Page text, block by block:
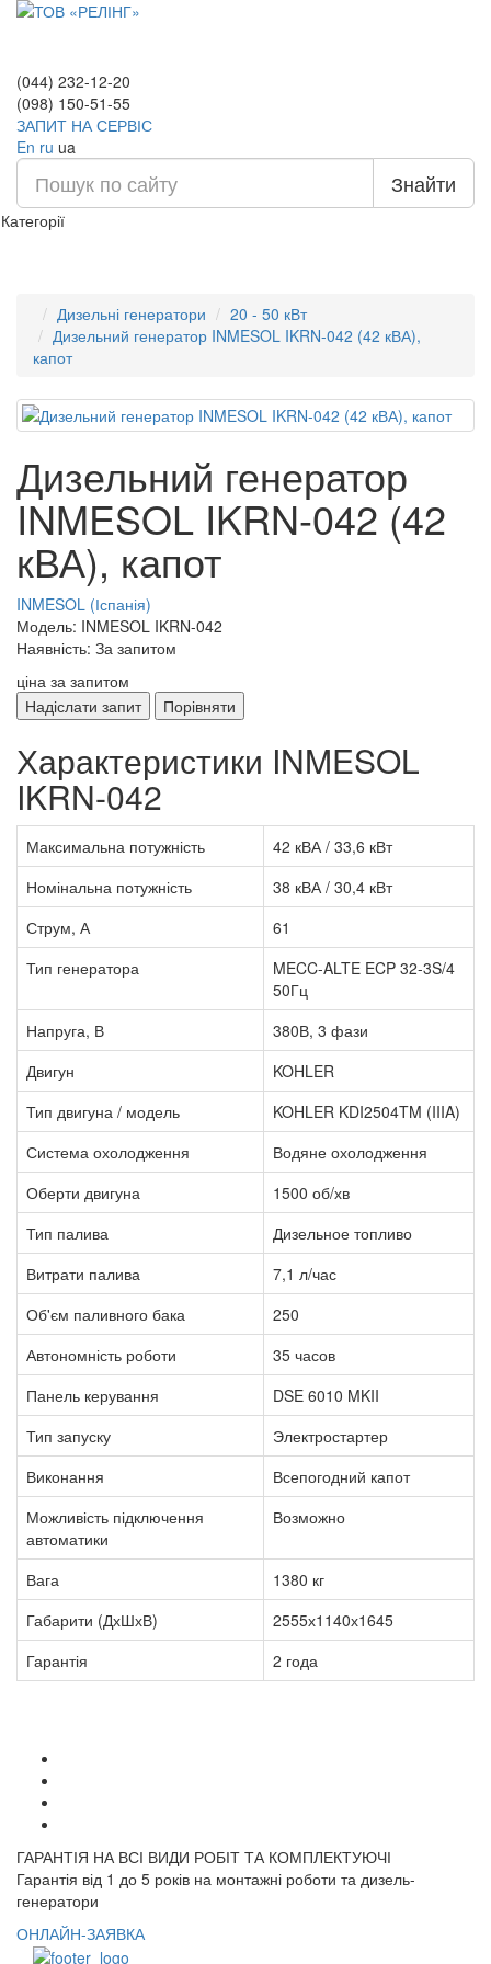
(044) 232-12-20
(098) 150-51-55
ЗАПИТ НА СЕРВІС
En ru ua
Знайти
Категорії
Дизельні генератори
20 - 50 кВт
Дизельний генератор INMESOL IKRN-042 (42 кВА),
капот
Дизельний генератор
INMESOL IKRN-042 (42
кВА), капот
INMESOL (Іспанія)
Модель: INMESOL IKRN-042
Наявність: За запитом
ціна за запитом
Надіслати запит
Порівняти
Характеристики INMESOL
IKRN-042
Максимальна потужність
42 кВА / 33,6 кВт
Номінальна потужність
38 кВА / 30,4 кВт
Струм, А
61
Тип генератора
MECC-ALTE ECP 32-3S/4
50Гц
Напруга, В
380В, 3 фази
Двигун
KOHLER
Тип двигуна / модель
KOHLER KDI2504TM (IIIA)
Система охолодження
Водяне охолодження
Оберти двигуна
1500 об/хв
Тип палива
Дизельное топливо
Витрати палива
7,1 л/час
Об'єм паливного бака
250
Автономність роботи
35 часов
Панель керування
DSE 6010 MKII
Тип запуску
Электростартер
Виконання
Всепогодний капот
Можливість підключення
автоматики
Возможно
Вага
1380 кг
Габарити (ДхШхВ)
2555х1140х1645
Гарантія
2 года
ГАРАНТІЯ НА ВСІ ВИДИ РОБІТ ТА КОМПЛЕКТУЮЧІ
Гарантія від 1 до 5 років на монтажні роботи та дизель-
генератори
ОНЛАЙН-ЗАЯВКА